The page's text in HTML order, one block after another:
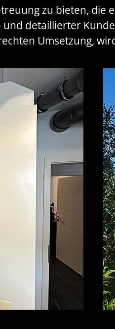
zu bieten,
detaillierter
Umsetzung,